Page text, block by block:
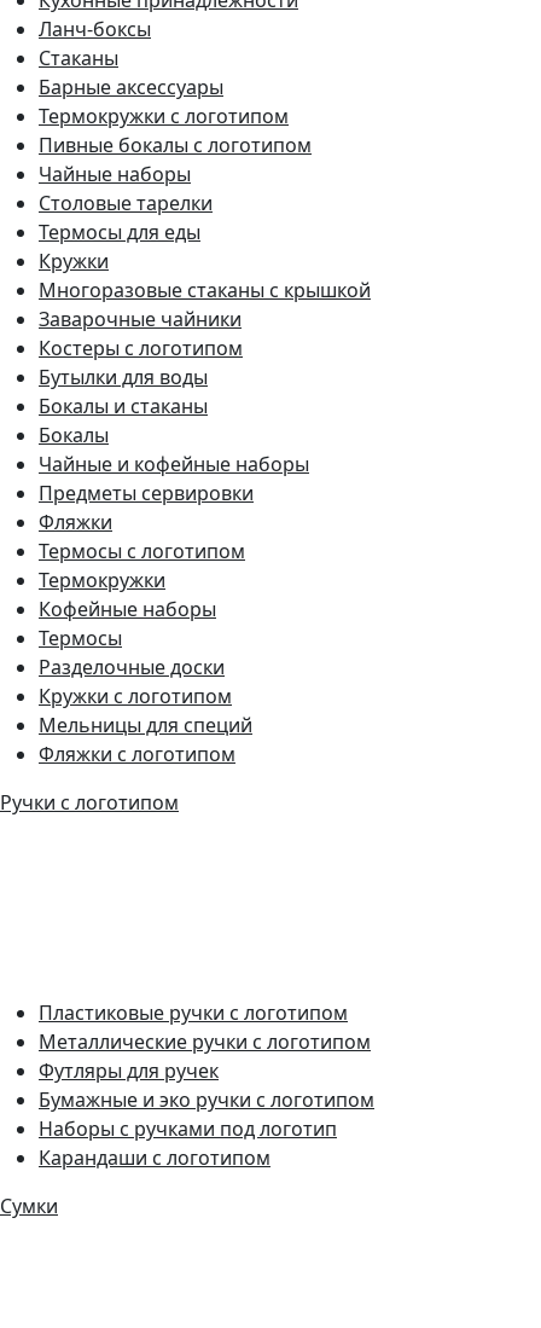
Ланч-боксы
Стаканы
Барные аксессуары
Термокружки с логотипом
Пивные бокалы с логотипом
Чайные наборы
Столовые тарелки
Термосы для еды
Кружки
Многоразовые стаканы с крышкой
Заварочные чайники
Костеры с логотипом
Бутылки для воды
Бокалы и стаканы
Бокалы
Чайные и кофейные наборы
Предметы сервировки
Фляжки
Термосы с логотипом
Термокружки
Кофейные наборы
Термосы
Разделочные доски
Кружки с логотипом
Мельницы для специй
Фляжки с логотипом
Ручки с логотипом
Пластиковые ручки с логотипом
Металлические ручки с логотипом
Футляры для ручек
Бумажные и эко ручки с логотипом
Наборы с ручками под логотип
Карандаши с логотипом
Сумки